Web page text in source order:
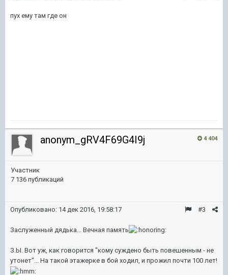
пух ему там где он
4 404
anonym_gRV4F69G4I9j
Участник
7 136 публикаций
#3
Опубликовано: 14 дек 2016, 19:58:17
Заслуженный дядька... Вечная память
З.Ы. Вот уж, как говорится "кому суждено быть повешенным - не
утонет"... На такой этажерке в бой ходил, и прожил почти 100 лет!